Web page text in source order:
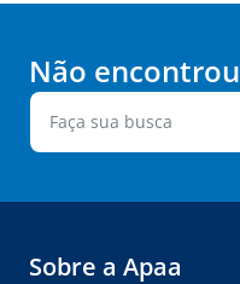
Não
Sobre a Apaa